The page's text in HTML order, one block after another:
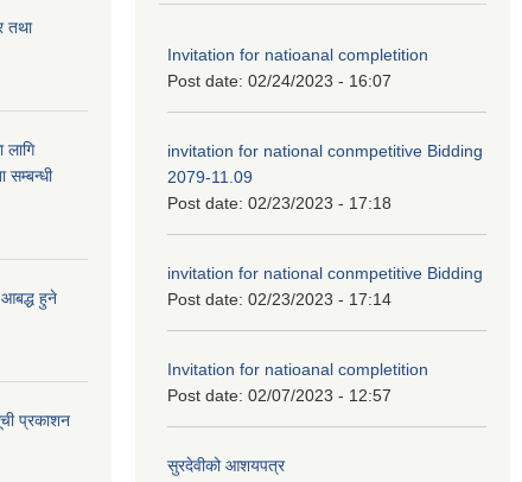
तथा
लागि
सम्बन्धी
हुने
प्रकाशन
Invitation for natioanal completition
Post date: 02/24/2023 - 16:07
invitation for national conmpetitive Bidding
2079-11.09
Post date: 02/23/2023 - 17:18
invitation for national conmpetitive Bidding
Post date: 02/23/2023 - 17:14
Invitation for natioanal completition
Post date: 02/07/2023 - 12:57
सुरदेवीको आशयपत्र